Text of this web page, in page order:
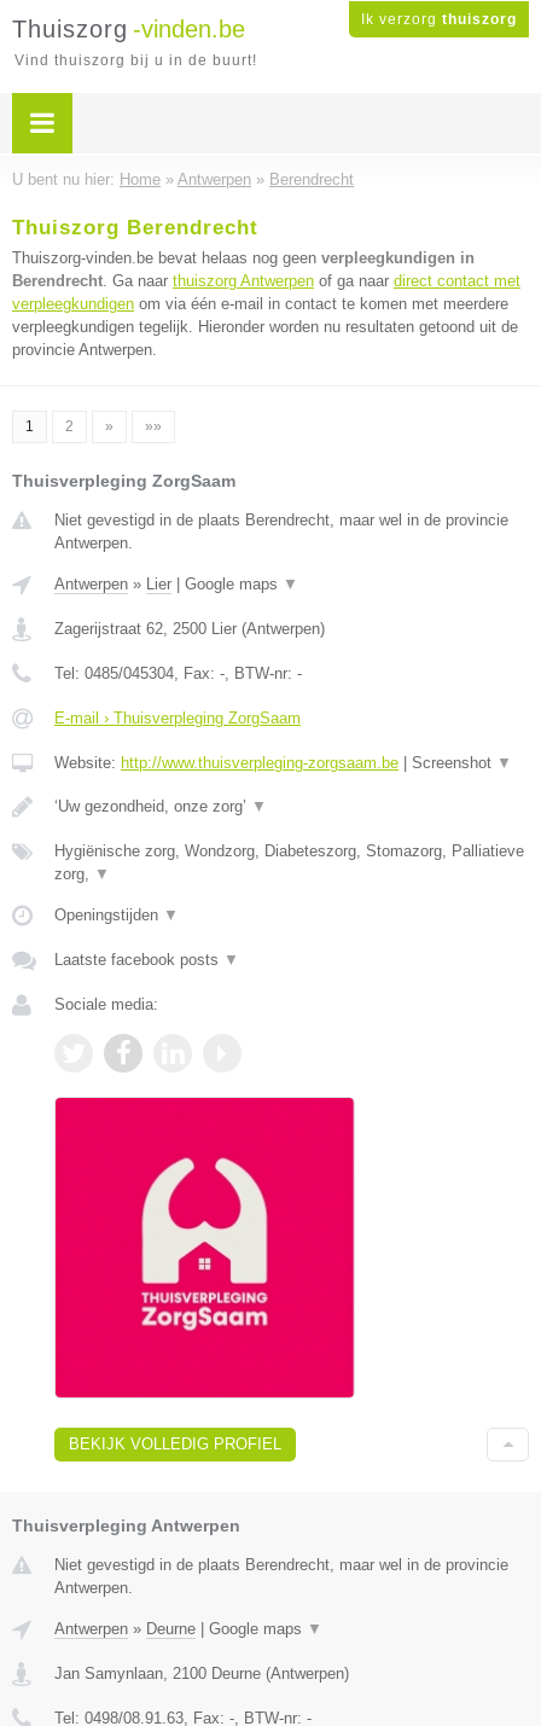
Ik verzorg thuiszorg
Thuiszorg -vinden.be
Vind thuiszorg bij u in de buurt!
U bent nu hier: Home » Antwerpen » Berendrecht
Thuiszorg Berendrecht
Thuiszorg-vinden.be bevat helaas nog geen verpleegkundigen in
Berendrecht. Ga naar thuiszorg Antwerpen of ga naar direct contact met
verpleegkundigen om via één e-mail in contact te komen met meerdere
verpleegkundigen tegelijk. Hieronder worden nu resultaten getoond uit de
provincie Antwerpen.
1 2 » »»
Thuisverpleging ZorgSaam
Niet gevestigd in de plaats Berendrecht, maar wel in de provincie
Antwerpen.
Antwerpen » Lier Google maps ▼
Zagerijstraat 62, 2500 Lier (Antwerpen)
Tel: 0485/045304, Fax: -, BTW-nr: -
E-mail › Thuisverpleging ZorgSaam
Website: http://www.thuisverpleging-zorgsaam.be Screenshot ▼
‘Uw gezondheid, onze zorg’ ▼
Hygiënische zorg, Wondzorg, Diabeteszorg, Stomazorg, Palliatieve
zorg, ▼
Openingstijden ▼
Laatste facebook posts ▼
Sociale media:
BEKIJK VOLLEDIG PROFIEL
Thuisverpleging Antwerpen
Niet gevestigd in de plaats Berendrecht, maar wel in de provincie
Antwerpen.
Antwerpen » Deurne Google maps ▼
Jan Samynlaan 2100 Deurne (Antwerpen)
Tel: 0498/08.91.63 , Fax: - , BTW-nr: -